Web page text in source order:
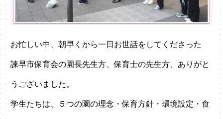
お忙しい中、朝早くから一日お世話をしてくださった
諫早市保育会の園長先生方、保育士の先生方、ありがと
うございました。
学生たちは、５つの園の理念・保育方針・環境設定・食